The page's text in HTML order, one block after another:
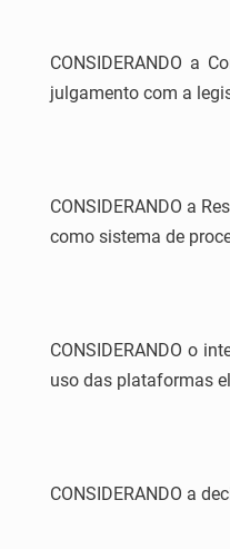
CONSIDERANDO a
julgamento com a
CONSIDERANDO a
como sistema de
CONSIDERANDO o
uso das plataformas
CONSIDERANDO a